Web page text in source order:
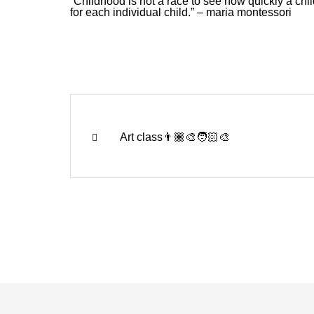
for each individual child.” – maria montessori
Art class👨🏾‍🎨🧑🏻‍🎨